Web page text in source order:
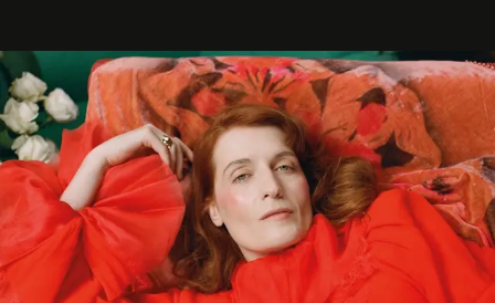
importa si no lo entienden’”, confiesa.